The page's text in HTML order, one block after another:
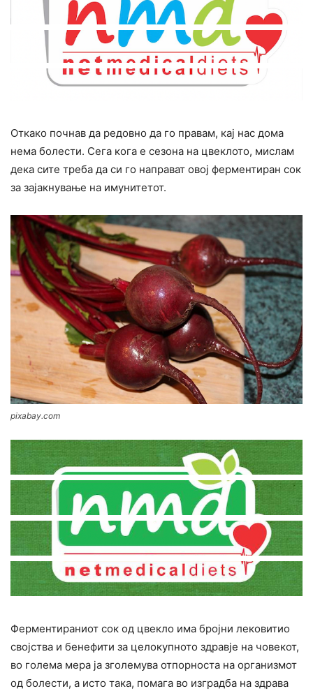
Откако почнав да редовно да го правам, кај нас дома
нема болести. Сега кога е сезона на цвеклото, мислам
дека сите треба да си го направат овој ферментиран сок
за зајакнување на имунитетот.
pixabay.com
Ферментираниот сок од цвекло има бројни лековитио
својства и бенефити за целокупното здравје на човекот,
во голема мера ја зголемува отпорноста на организмот
од болести, а исто така, помага во изградба на здрава